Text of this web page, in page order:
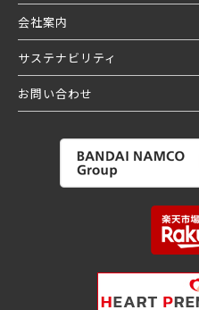
会社案内
サステナビリティ
お問い合わせ